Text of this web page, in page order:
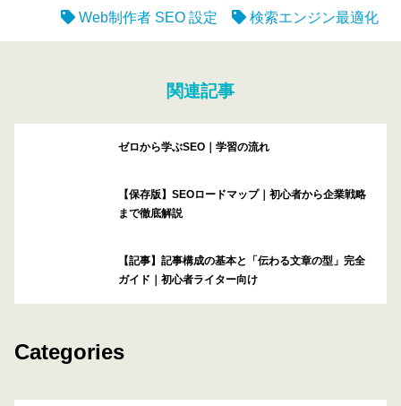
Web制作者 SEO 設定
検索エンジン最適化
関連記事
ゼロから学ぶSEO｜学習の流れ
【保存版】SEOロードマップ｜初心者から企業戦略
まで徹底解説
【記事】記事構成の基本と「伝わる文章の型」完全
ガイド｜初心者ライター向け
Categories